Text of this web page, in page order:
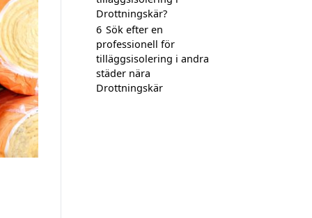
Drottningskär?
6 Sök efter en
professionell för
tilläggsisolering i andra
städer nära
Drottningskär